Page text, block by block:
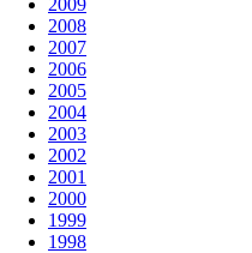
2009
2008
2007
2006
2005
2004
2003
2002
2001
2000
1999
1998